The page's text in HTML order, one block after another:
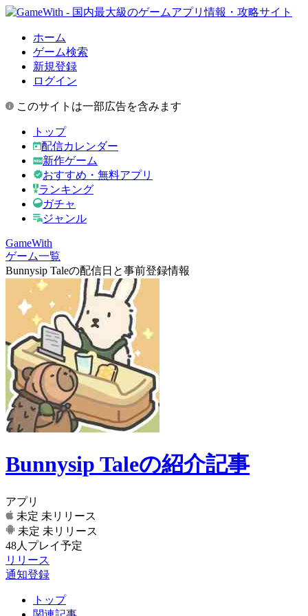
ホーム
ゲーム検索
新規登録
ログイン
このサイトは一部広告を含みます
トップ
配信カレンダー
新作ゲーム
おすすめ・無料アプリ
ランキング
ガチャ
ジャンル
GameWith
ゲーム一覧
Bunnysip Taleの配信日と事前登録情報
Bunnysip Taleの紹介記事
アプリ
未定 未リリース
未定 未リリース
48人プレイ予定
リリース
通知登録
トップ